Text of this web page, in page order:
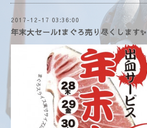
2017-12-17 03:36:00
年末大セール❗まぐろ売り尽くします✨